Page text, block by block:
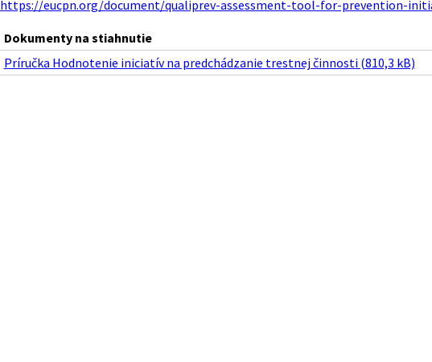
https://eucpn.org/document/qualiprev-assessment-tool-for-prevention-
Dokumenty na stiahnutie
Príručka Hodnotenie iniciatív na predchádzanie trestnej činnosti (810,3 kB)